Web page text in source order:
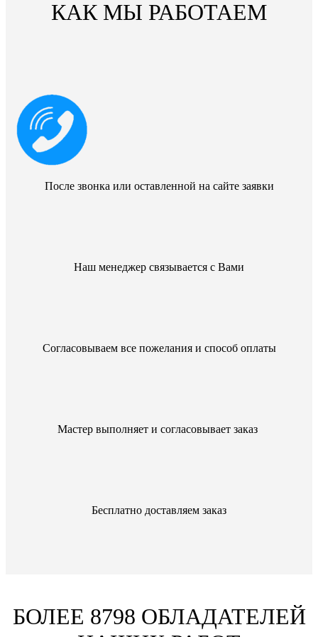
КАК МЫ РАБОТАЕМ
После звонка или оставленной на сайте заявки
Наш менеджер связывается с Вами
Согласовываем все пожелания и способ оплаты
Мастер выполняет и согласовывает заказ
Бесплатно доставляем заказ
БОЛЕЕ 8798 ОБЛАДАТЕЛЕЙ